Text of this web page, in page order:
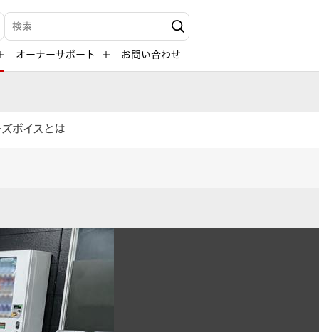
検索キーワード入力
オーナーサポート お問い合わせ
ボイスとは